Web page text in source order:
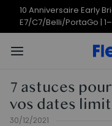
Offres du 10e
Morpher dès 579,99 €
7 astuces
vos dates
30/12/2021